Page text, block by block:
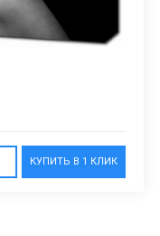
КУПИТЬ В 1 КЛИК